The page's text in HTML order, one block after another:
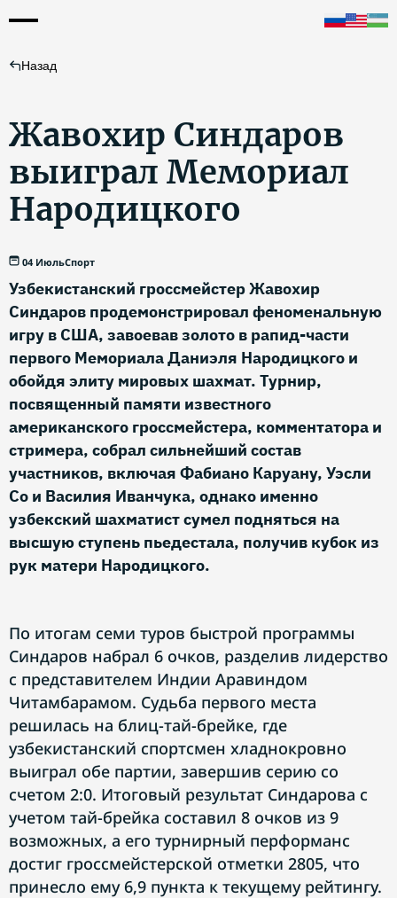
Назад
Жавохир Синдаров
выиграл Мемориал
Народицкого
04 ИюльСпорт
Узбекистанский гроссмейстер Жавохир
Синдаров продемонстрировал феноменальную
игру в США, завоевав золото в рапид-части
первого Мемориала Даниэля Народицкого и
обойдя элиту мировых шахмат. Турнир,
посвященный памяти известного
американского гроссмейстера, комментатора и
стримера, собрал сильнейший состав
участников, включая Фабиано Каруану, Уэсли
Со и Василия Иванчука, однако именно
узбекский шахматист сумел подняться на
высшую ступень пьедестала, получив кубок из
рук матери Народицкого.
По итогам семи туров быстрой программы
Синдаров набрал 6 очков, разделив лидерство
с представителем Индии Аравиндом
Читамбарамом. Судьба первого места
решилась на блиц-тай-брейке, где
узбекистанский спортсмен хладнокровно
выиграл обе партии, завершив серию со
счетом 2:0. Итоговый результат Синдарова с
учетом тай-брейка составил 8 очков из 9
возможных, а его турнирный перформанс
достиг гроссмейстерской отметки 2805, что
принесло ему 6,9 пункта к текущему рейтингу.